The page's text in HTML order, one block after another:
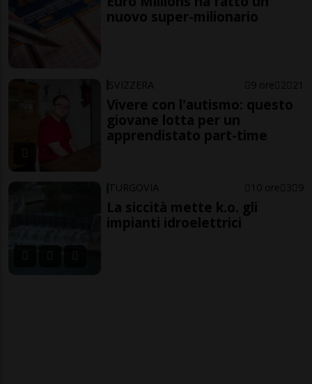
nuovo super-milionario
SVIZZERA 9 ore 2 21
Vivere con l'autismo: questo
giovane lotta per un
apprendistato part-time
TURGOVIA 10 ore 3 9
La siccità mette k.o. gli
impianti idroelettrici